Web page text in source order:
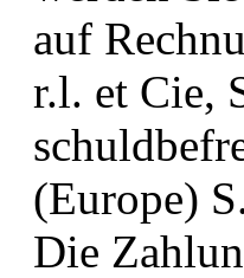
auf
r.l. et Cie,
(Europe)
Die